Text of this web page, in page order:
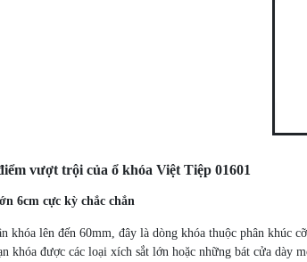
vượt trội của ổ khóa Việt Tiệp 01601
6cm cực kỳ chắc chắn
khóa lên đến 60mm, đây là dòng khóa thuộc phân
khóa được các loại xích sắt lớn hoặc những bát cửa dày